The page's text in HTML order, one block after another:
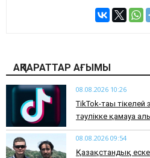
АҚПАРАТТАР АҒЫМЫ
08.08.2026 10:26
TikTok-тағы
тәулікке қамауға
08.08.2026 09:54
Қазақстандық